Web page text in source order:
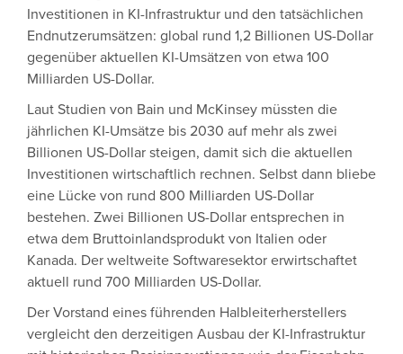
Investitionen in KI-Infrastruktur und den tatsächlichen
Endnutzerumsätzen: global rund 1,2 Billionen US-Dollar
gegenüber aktuellen KI-Umsätzen von etwa 100
Milliarden US-Dollar.
Laut Studien von Bain und McKinsey müssten die
jährlichen KI-Umsätze bis 2030 auf mehr als zwei
Billionen US-Dollar steigen, damit sich die aktuellen
Investitionen wirtschaftlich rechnen. Selbst dann bliebe
eine Lücke von rund 800 Milliarden US-Dollar
bestehen. Zwei Billionen US-Dollar entsprechen in
etwa dem Bruttoinlandsprodukt von Italien oder
Kanada. Der weltweite Softwaresektor erwirtschaftet
aktuell rund 700 Milliarden US-Dollar.
Der Vorstand eines führenden Halbleiterherstellers
vergleicht den derzeitigen Ausbau der KI-Infrastruktur